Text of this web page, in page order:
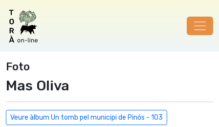
Foto
Mas Oliva
Veure àlbum Un tomb pel municipi de Pinós - 103